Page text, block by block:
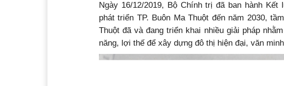
Ngày 16/12/2019, Bộ Chính trị đã ban hành Kết
phát triển TP. Buôn Ma Thuột đến năm 2030,
Thuột đã và đang triển khai nhiều giải pháp
năng, lợi thế để xây dựng đô thị hiện đại, văn